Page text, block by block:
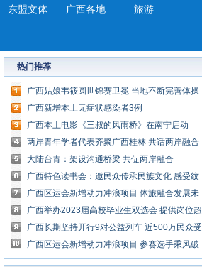
东盟文体 广西各地 旅游
热门推荐
广西姑娘韦筱圆世锦赛卫冕 当地不断完善体操
青训体系
广西新增本土无症状感染者3例
广西本土电影《三叔的风雨桥》在南宁启动
两岸青年学者代表齐聚广西桂林 共话两岸融合
大陆台青：架设沟通桥梁 共促两岸融合
广西特色读书会：邀民众传承民族文化 感受纹
样之美
广西区运会新增动力冲浪项目 体旅融合发展未
来可期
广西举办2023届高校毕业生双选会 提供岗位超
1.2万个
广西长期坚持开行9对公益列车 近500万民众受
益
广西区运会新增动力冲浪项目 参赛选手乘风破
浪